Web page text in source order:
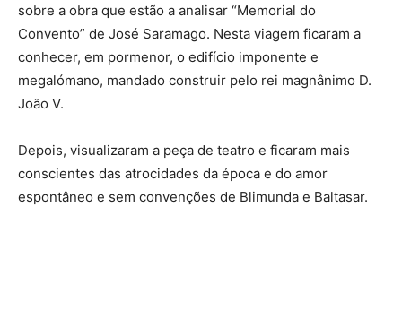
sobre a obra que estão a analisar “Memorial do
Convento” de José Saramago. Nesta viagem ficaram a
conhecer, em pormenor, o edifício imponente e
megalómano, mandado construir pelo rei magnânimo D.
João V.
Depois, visualizaram a peça de teatro e ficaram mais
conscientes das atrocidades da época e do amor
espontâneo e sem convenções de Blimunda e Baltasar.